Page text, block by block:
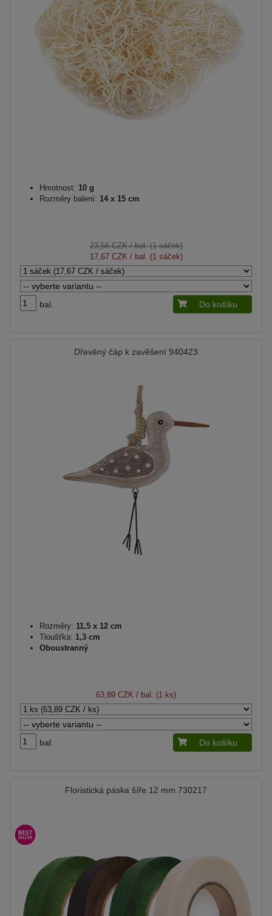
Hmotnost: 10 g
Rozměry balení: 14 x 15 cm
23,56 CZK/ bal. (1 sáček)
17,67 CZK / bal. (1 sáček)
bal. Do košíku
Dřevěný čáp k zavěšení 940423
Rozměry: 11,5 x 12 cm
Tloušťka: 1,3 cm
Oboustranný
63,89 CZK / bal. (1 ks)
bal. Do košíku
Floristická páska šíře 12 mm 730217